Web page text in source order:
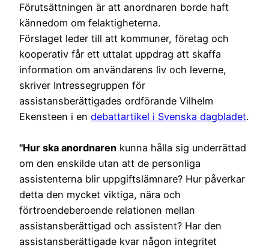
Förutsättningen är att anordnaren borde haft
kännedom om felaktigheterna.
Förslaget leder till att kommuner, företag och
kooperativ får ett uttalat uppdrag att skaffa
information om användarens liv och leverne,
skriver Intressegruppen för
assistansberättigades ordförande Vilhelm
Ekensteen i en debattartikel i Svenska dagbladet.
"Hur ska anordnaren kunna hålla sig underrättad
om den enskilde utan att de personliga
assistenterna blir uppgiftslämnare? Hur påverkar
detta den mycket viktiga, nära och
förtroendeberoende relationen mellan
assistansberättigad och assistent? Har den
assistansberättigade kvar någon integritet